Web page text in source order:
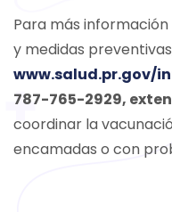
Para más
y medidas
www.salud.pr.gov/
787-765-2929,
coordinar la
encamadas o con